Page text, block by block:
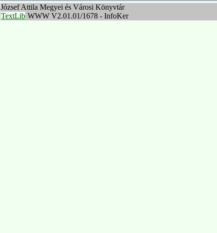
József Attila Megyei és Városi Könyvtár
TextLib WWW V2.01.01/1678 - InfoKer